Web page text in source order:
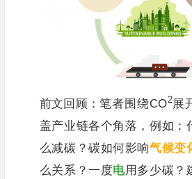
前文回顾：笔者围绕CO2展
盖产业链各个角落，例如：
么减碳？碳如何影响气候变
么关系？一度电用多少碳？